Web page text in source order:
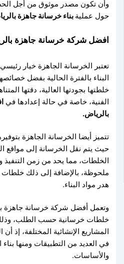
وأن تكون مصدر موثوق من أجل
حول عملية بناء خرسانة جاهزة
افضل شركة خرسانة جاهزة
تعتبر الخرسانة الجاهزة خيار
البناء بالفترة الحالية بفضل
خلطتها بجودتها العالية، دقتها
الفنية، خاصة في حالة إعدادها في
بالرياض.
تتميز أيضا الخرسانة الجاهزة
حيث يتم نقل الخرسانة إلى مواقع
الخلطات، مما يحد من زمن
ملحوظة، بالإضافة إلى ذلك خلطات
هدر مواد البناء.
وتعمل أفضل شركة خرسانة جاهزة
خلطات خرسانية حسب الطلب،
المشاريع الإنشائية المختلفة، إذ
في العديد من التطبيقات ومنها
والأساسات.